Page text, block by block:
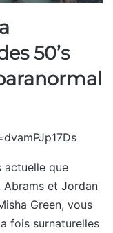
50’s
actuelle que
Abrams et Jordan
Green, vous
fois surnaturelles